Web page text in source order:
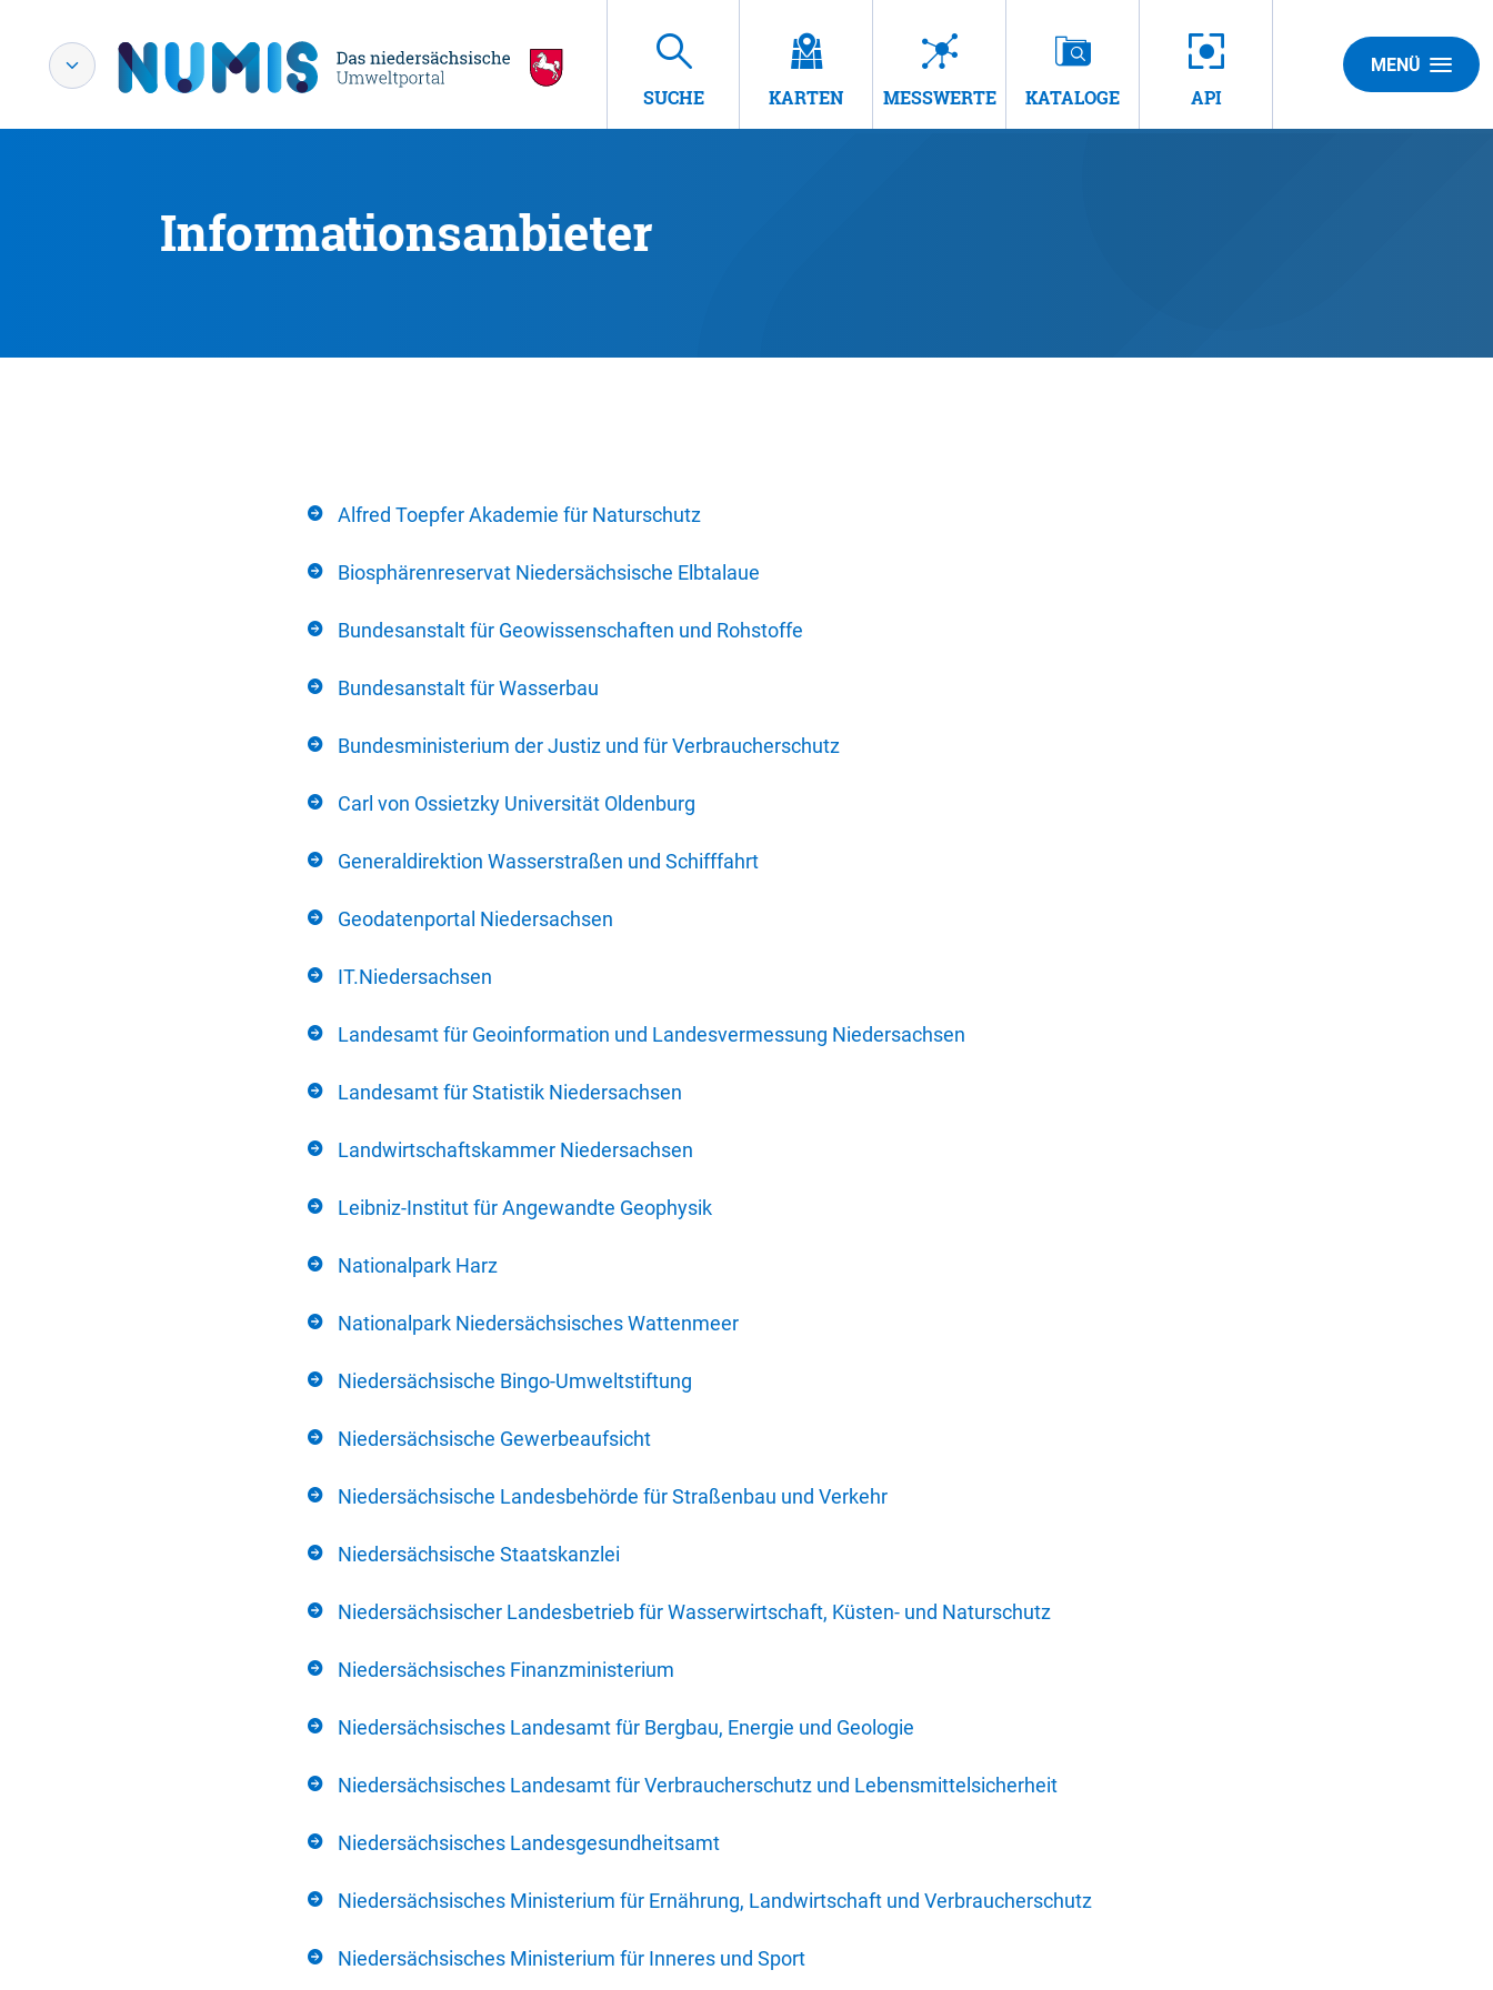
SUCHE KARTEN MESSWERTE KATALOGE API
MENÜ
Informationsanbieter
Alfred Toepfer Akademie für Naturschutz
Biosphärenreservat Niedersächsische Elbtalaue
Bundesanstalt für Geowissenschaften und Rohstoffe
Bundesanstalt für Wasserbau
Bundesministerium der Justiz und für Verbraucherschutz
Carl von Ossietzky Universität Oldenburg
Generaldirektion Wasserstraßen und Schifffahrt
Geodatenportal Niedersachsen
IT.Niedersachsen
Landesamt für Geoinformation und Landesvermessung Niedersachsen
Landesamt für Statistik Niedersachsen
Landwirtschaftskammer Niedersachsen
Leibniz-Institut für Angewandte Geophysik
Nationalpark Harz
Nationalpark Niedersächsisches Wattenmeer
Niedersächsische Bingo-Umweltstiftung
Niedersächsische Gewerbeaufsicht
Niedersächsische Landesbehörde für Straßenbau und Verkehr
Niedersächsische Staatskanzlei
Niedersächsischer Landesbetrieb für Wasserwirtschaft, Küsten- und Naturschutz
Niedersächsisches Finanzministerium
Niedersächsisches Landesamt für Bergbau, Energie und Geologie
Niedersächsisches Landesamt für Verbraucherschutz und Lebensmittelsicherheit
Niedersächsisches Landesgesundheitsamt
Niedersächsisches Ministerium für Ernährung, Landwirtschaft und Verbraucherschutz
Niedersächsisches Ministerium für Inneres und Sport